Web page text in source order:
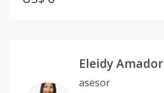
Eleidy Amador
asesor